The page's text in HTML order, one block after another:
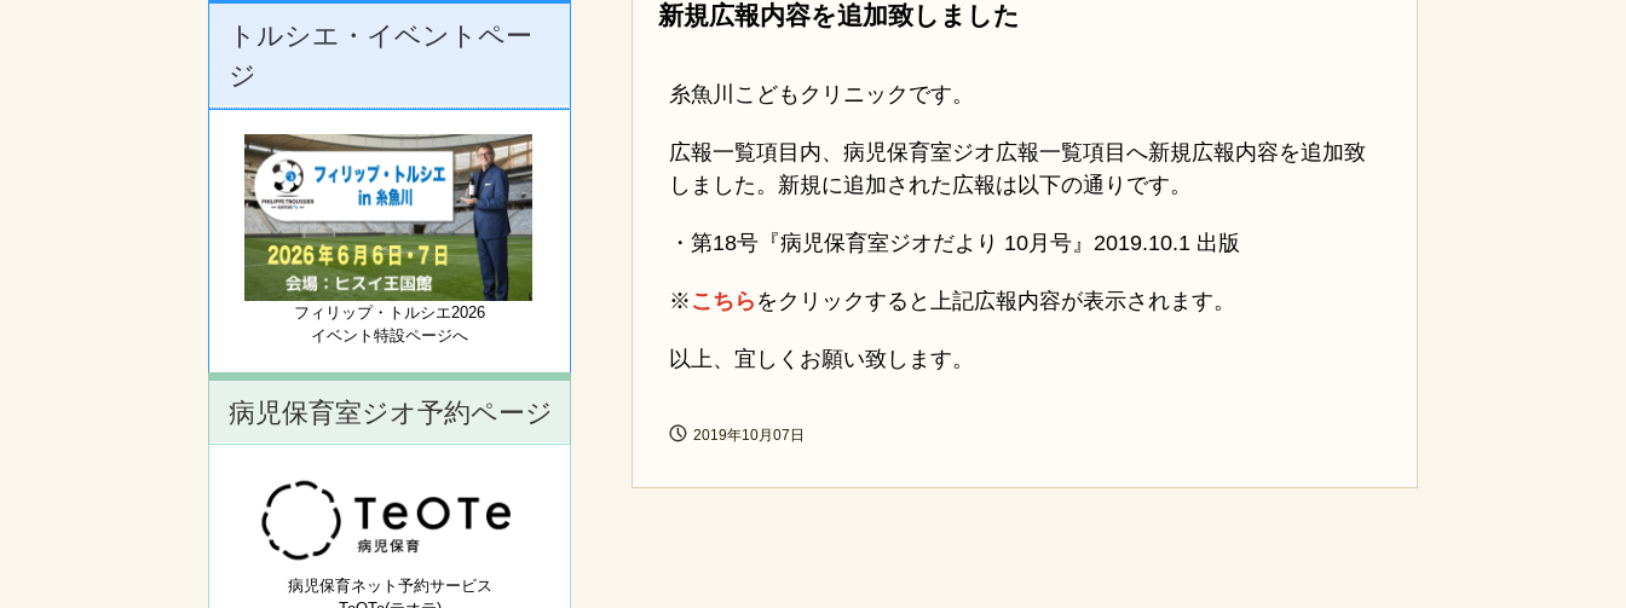
新規広報内容を追加致しました
糸魚川こどもクリニックです。
広報一覧項目内、病児保育室ジオ広報一覧項目へ新規広報内容を追加致
しました。新規に追加された広報は以下の通りです。
・第18号『病児保育室ジオだより 10月号』2019.10.1 出版
※ こちら をクリックすると上記広報内容が表示されます。
以上、宜しくお願い致します。
2019年10月07日
トルシエ・イベントペー
ジ
フィリップ・トルシエ2026
イベント特設ページへ
病児保育室ジオ予約ページ
病児保育ネット予約サービス